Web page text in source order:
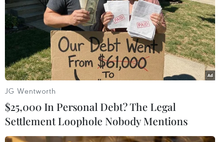
Apple tung ra đợt giảm giá hiếm hoi cho
JG Wentworth
$25,000 In Personal Debt? The Legal
Settlement Loophole Nobody Mentions